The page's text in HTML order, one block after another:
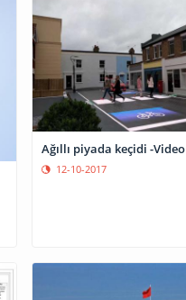
Ağıllı piyada keçidi -Video
12-10-2017